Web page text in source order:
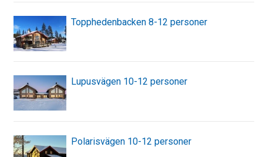
Topphedenbacken 8-12 personer
Lupusvägen 10-12 personer
Polarisvägen 10-12 personer